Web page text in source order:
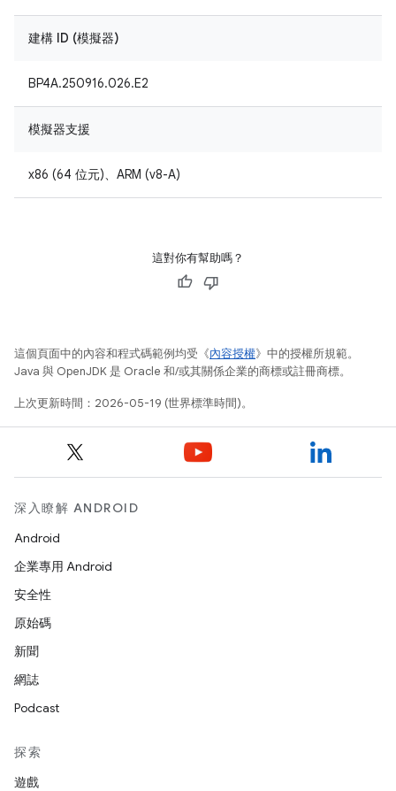
建構 ID (模擬器)
BP4A.250916.026.E2
模擬器支援
x86 (64 位元)、ARM (v8-A)
這對你有幫助嗎？
這個頁面中的內容和程式碼範例均受《內容授權》中的授權所規範。
Java 與 OpenJDK 是 Oracle 和/或其關係企業的商標或註冊商標。
上次更新時間：2026-05-19 (世界標準時間)。
深入瞭解 ANDROID
Android
企業專用 Android
安全性
原始碼
新聞
網誌
Podcast
探索
遊戲